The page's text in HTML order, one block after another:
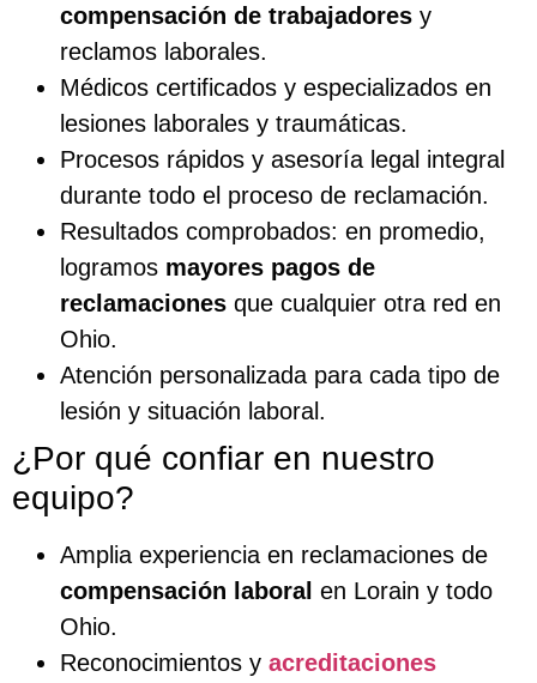
compensación de trabajadores y
reclamos laborales.
Médicos certificados y especializados en
lesiones laborales y traumáticas.
Procesos rápidos y asesoría legal integral
durante todo el proceso de reclamación.
Resultados comprobados: en promedio,
logramos mayores pagos de
reclamaciones que cualquier otra red en
Ohio.
Atención personalizada para cada tipo de
lesión y situación laboral.
¿Por qué confiar en nuestro
equipo?
Amplia experiencia en reclamaciones de
compensación laboral en Lorain y todo
Ohio.
Reconocimientos y acreditaciones